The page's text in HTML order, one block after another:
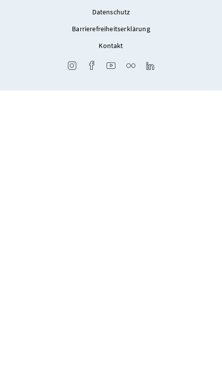
Datenschutz
Barrierefreiheitserklärung
Kontakt
InstagramFacebookYoutubeFlickr